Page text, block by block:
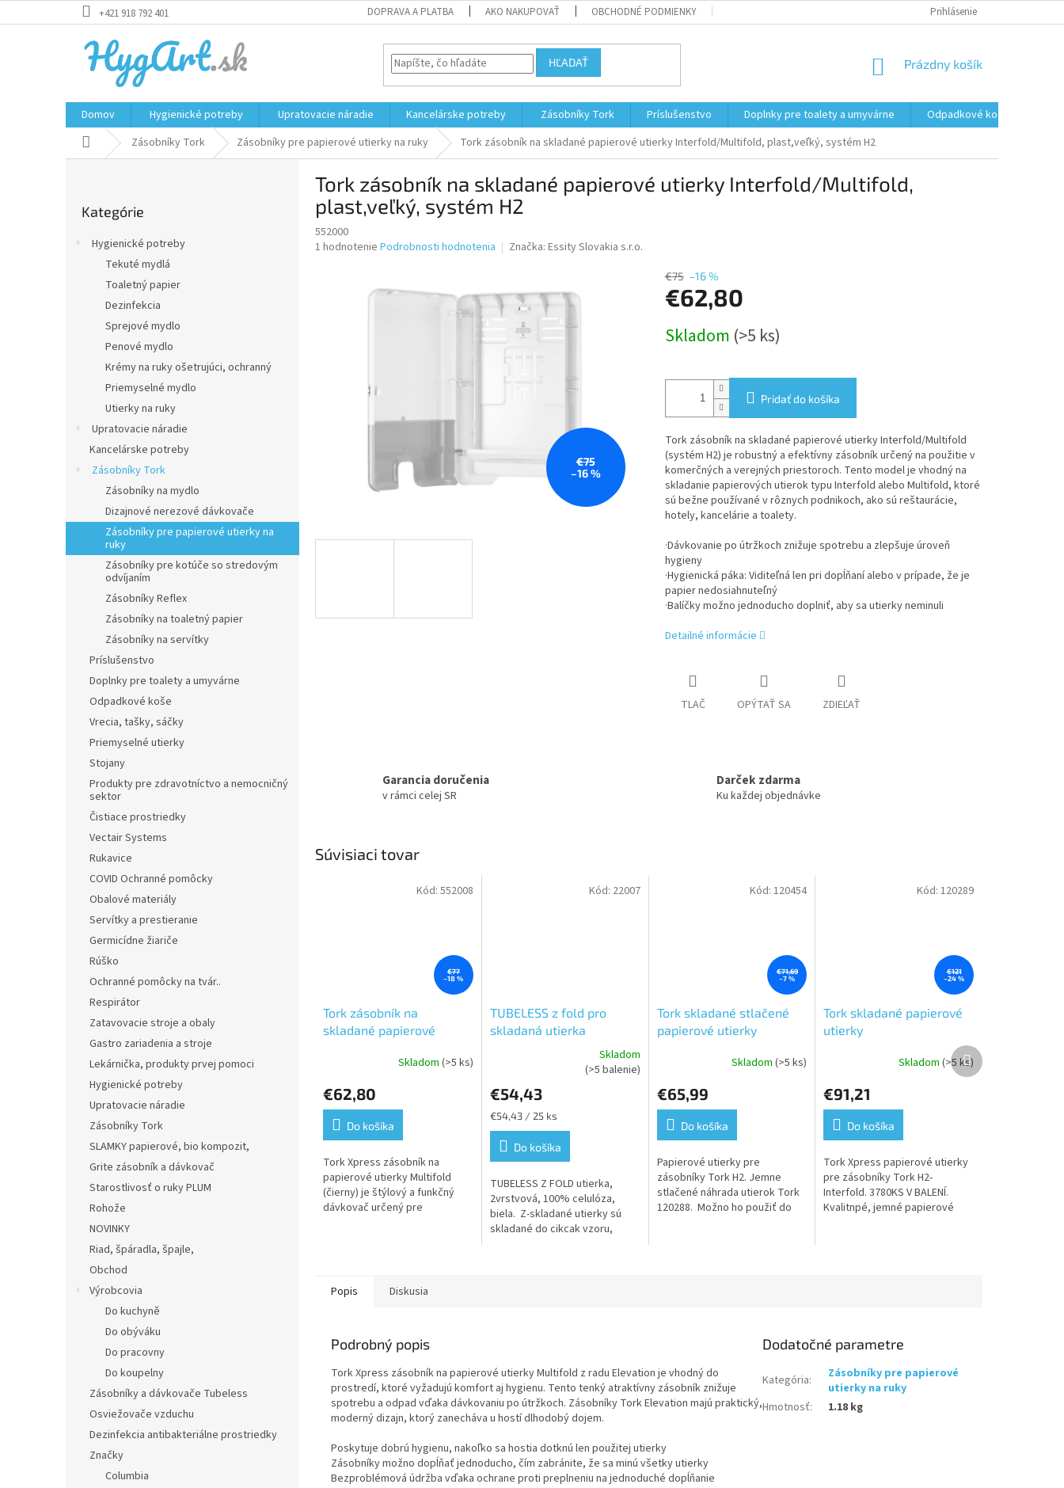
na
+421 918 792 401 DOPRAVA A PLATBA AKO NAKUPOVAŤ OBCHODNÉ PODMIENKY FORMULÁR NA
Prihlásenie
HĽADAŤ
NÁKUPNÝ
Prázdny košík
Domov Hygienické potreby Upratovacie náradie Kancelárske potreby Zásobníky Tork Príslušenstvo Doplnky pre toalety a umyvárne Odpadkové koše
Domov
Zásobníky Tork Zásobníky pre papierové utierky na ruky Tork zásobník na skladané papierové utierky Interfold/Multifold, plast,veľký, systém H2
kategórie
Kategórie
Hygienické potreby
Tekuté mydlá
Toaletný papier
Dezinfekcia
Sprejové mydlo
Penové mydlo
Krémy na ruky ošetrujúci, ochranný
Priemyselné mydlo
Utierky na ruky
Upratovacie náradie
Kancelárske potreby
Zásobníky Tork
Zásobníky na mydlo
Dizajnové nerezové dávkovače
Zásobníky pre papierové utierky na
ruky
Zásobníky pre kotúče so stredovým
odvíjaním
Zásobníky Reflex
Zásobníky na toaletný papier
Zásobníky na servítky
Príslušenstvo
Doplnky pre toalety a umyvárne
Odpadkové koše
Vrecia, tašky, sáčky
Priemyselné utierky
Stojany
Produkty pre zdravotníctvo a nemocničný
sektor
Čistiace prostriedky
Vectair Systems
Rukavice
COVID Ochranné pomôcky
Obalové materiály
Servítky a prestieranie
Germicídne žiariče
Rúško
Ochranné pomôcky na tvár..
Respirátor
Zatavovacie stroje a obaly
Gastro zariadenia a stroje
Lekárnička, produkty prvej pomoci
Hygienické potreby
Upratovacie náradie
Zásobníky Tork
SLAMKY papierové, bio kompozit,
Grite zásobník a dávkovač
Starostlivosť o ruky PLUM
Rohože
NOVINKY
Riad, špáradla, špajle,
Obchod
Výrobcovia
Do kuchyně
Do obýváku
Do pracovny
Do koupelny
Zásobníky a dávkovače Tubeless
Osviežovače vzduchu
Dezinfekcia antibakteriálne prostriedky
Značky
Columbia
Tork zásobník na skladané papierové utierky Interfold/Multifold,
plast,veľký, systém H2
552000
Priemerné
1 hodnotenie Podrobnosti hodnotenia Značka: Essity Slovakia s.r.o.
€75
–16 %
€75 –16 %
€62,80
cena:
Skladom (>5 ks)
Pridať do košíka
Tork zásobník na skladané papierové utierky Interfold/Multifold
(systém H2) je robustný a efektívny zásobník určený na použitie v
komerčných a verejných priestoroch. Tento model je vhodný na
skladanie papierových utierok typu Interfold alebo Multifold, ktoré
sú bežne používané v rôznych podnikoch, ako sú reštaurácie,
hotely, kancelárie a toalety.
·Dávkovanie po útržkoch znižuje spotrebu a zlepšuje úroveň
hygieny
·Hygienická páka: Viditeľná len pri dopĺňaní alebo v prípade, že je
papier nedosiahnuteľný
·Balíčky možno jednoducho doplniť, aby sa utierky neminuli
Detailné informácie
TLAČ OPÝTAŤ SA ZDIEĽAŤ
Garancia doručenia
v rámci celej SR
Darček zdarma
Ku každej objednávke
Súvisiaci tovar
€77
–18 %
Tork zásobník na
skladané papierové
Interfold/Multifold,plast,veľký,
Skladom (>5 ks)
€62,80
Do košíka
Tork Xpress zásobník na
papierové utierky Multifold
(čierny) je štýlový a funkčný
dávkovač určený pre
Kód: 552008
TUBELESS z fold pro
skladaná utierka
2vrst.4250ks/kart. H2
produktu
je
5,0
Skladom
(>5 balenie)
€54,43
Jednotková
cena:
€54,43 / 25 ks
Do košíka
TUBELESS Z FOLD utierka,
2vrstvová, 100% celulóza,
biela. Z-skladané utierky sú
skladané do cikcak vzoru,
Kód: 22007
€71,69
–7 %
Tork skladané stlačené
papierové utierky
Advanced, jemné, biele,2
kartóne,12 balíkov po
200ks-H2
produktu
je
5,0
z
5
hviezdičiek.
Skladom(>5 ks)
€65,99
Do košíka
Papierové utierky pre
zásobníky Tork H2. Jemne
stlačené náhrada utierok Tork
120288. Možno ho použiť do
Kód:120454
€121
–24 %
Tork skladané papierové
utierky
Advanced,jemné,biele,
21balíkov po 180ks-H2
produktu
je
5,0
z
5
hviezdičiek.
Skladom(>5 ks)
€91,21
Do košíka
Tork Xpress papierové utierky
pre zásobníky Tork H2-
Interfold. 3780KS V BALENÍ.
Kvalitnpé, jemné papierové
Kód: 120289
Ďalší
produkt
Popis Diskusia
Podrobný popis
Tork Xpress zásobník na papierové utierky Multifold z radu Elevation je vhodný do
prostredí, ktoré vyžadujú komfort aj hygienu. Tento tenký atraktívny zásobník znižuje
spotrebu a odpad vďaka dávkovaniu po útržkoch. Zásobníky Tork Elevation majú praktický,
moderný dizajn, ktorý zanecháva u hostí dlhodobý dojem.
Poskytuje dobrú hygienu, nakoľko sa hostia dotknú len použitej utierky
Zásobníky možno dopĺňať jednoducho, čím zabránite, že sa minú všetky utierky
Bezproblémová údržba vďaka ochrane proti preplneniu na jednoduché dopĺňanie
Dodatočné parametre
Kategória:
Zásobníky pre papierové
utierky na ruky
Hmotnosť: 1.18 kg